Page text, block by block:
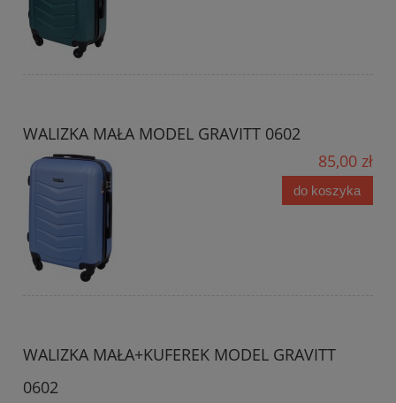
WALIZKA MAŁA MODEL GRAVITT 0602
85,00 zł
do koszyka
WALIZKA MAŁA+KUFEREK MODEL GRAVITT
0602